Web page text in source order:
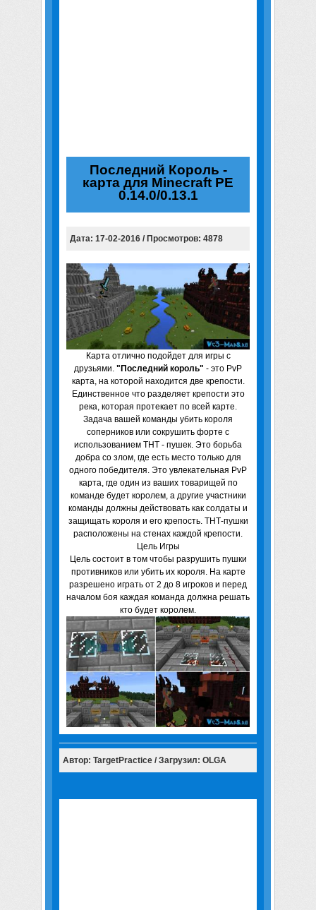
Последний Король -
карта для Minecraft PE
0.14.0/0.13.1
Дата: 17-02-2016 / Просмотров: 4878
Карта отлично подойдет для игры с
друзьями. "Последний король" - это PvP
карта, на которой находится две крепости.
Единственное что разделяет крепости это
река, которая протекает по всей карте.
Задача вашей команды убить короля
соперников или сокрушить форте с
использованием ТНТ - пушек. Это борьба
добра со злом, где есть место только для
одного победителя. Это увлекательная PvP
карта, где один из ваших товарищей по
команде будет королем, а другие участники
команды должны действовать как солдаты и
защищать короля и его крепость. ТНТ-пушки
расположены на стенах каждой крепости.
Цель Игры
Цель состоит в том чтобы разрушить пушки
противников или убить их короля. На карте
разрешено играть от 2 до 8 игроков и перед
началом боя каждая команда должна решать
кто будет королем.
Автор: TargetPractice / Загрузил: OLGA